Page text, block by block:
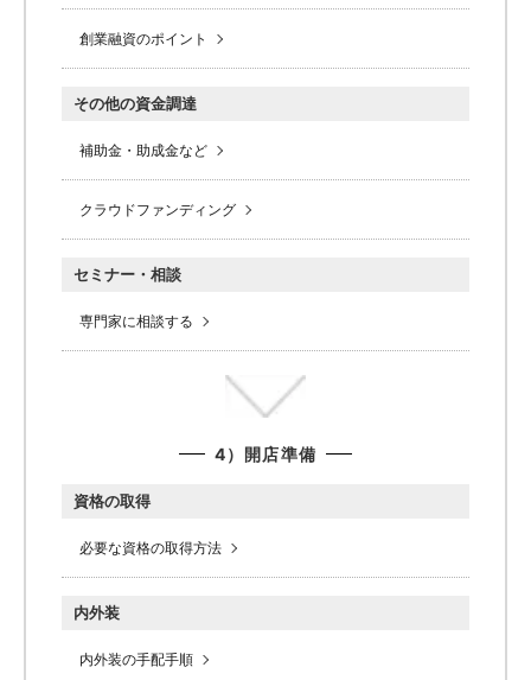
創業融資のポイント
その他の資金調達
補助金・助成金など
クラウドファンディング
セミナー・相談
専門家に相談する
4）開店準備
資格の取得
必要な資格の取得方法
内外装
内外装の手配手順